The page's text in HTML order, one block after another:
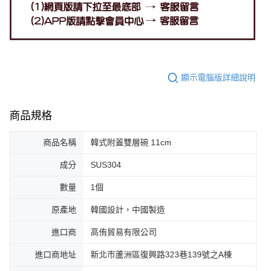
顯示電腦版詳細說明
商品規格
商品名稱 韓式附蓋雙層碗 11cm
成分 SUS304
數量 1個
原產地 韓國設計，中國製造
進口商 高侑貿易有限公司
進口商地址 新北市蘆洲區復興路323巷139號之A棟